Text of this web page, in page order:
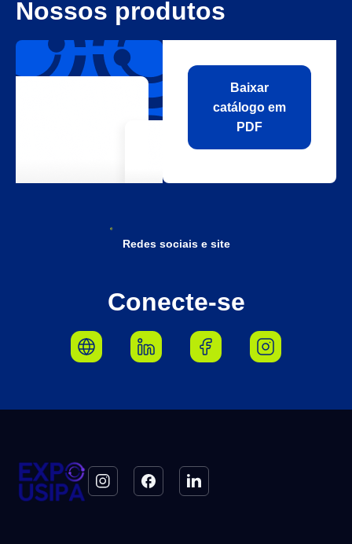
Nossos produtos
Baixar
catálogo em
PDF
Redes sociais e site
Conecte-se